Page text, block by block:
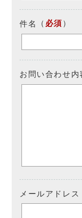
件名 （ 必須 ）
お問い合わせ内
メールアドレス